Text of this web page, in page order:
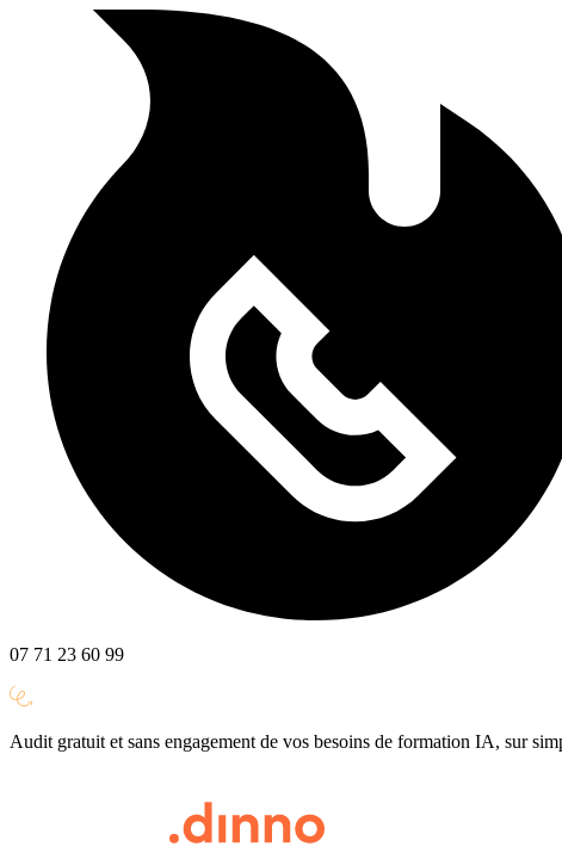
07 71 23 60 99
Audit gratuit et sans engagement de vos besoins de formation IA, sur